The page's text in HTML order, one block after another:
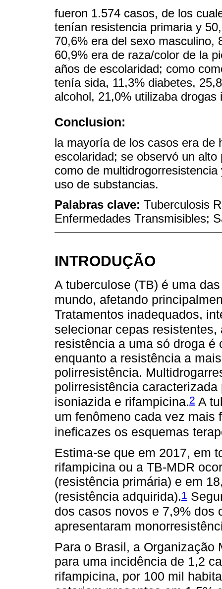
fueron 1.574 casos, de los
tenían resistencia primaria y
70,6% era del sexo masculino,
60,9% era de raza/color de la
años de escolaridad; como
tenía sida, 11,3% diabetes,
alcohol, 21,0% utilizaba
Conclusion:
la mayoría de los casos era de
escolaridad; se observó un
como de
uso de substancias.
Palabras clave: Tuberculosis
Enfermedades Transmisibles;
INTRODUÇÃO
A tuberculose (TB) é uma
mundo, afetando
Tratamentos inadequados,
selecionar cepas
resistência a uma só droga
enquanto a resistência a
polirresistência.
polirresistência
isoniazida e rifampicina.2 A
um fenômeno cada vez mais
ineficazes os esquemas
Estima-se que em 2017, em
rifampicina ou a TB-MDR
(resistência primária) e em
(resistência adquirida).1
dos casos novos e 7,9% dos
apresentaram
Para o Brasil, a Organização
para uma incidência de 1,2
rifampicina, por 100 mil